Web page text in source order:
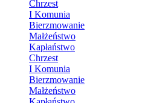
Chrzest
I Komunia
Bierzmowanie
Małżeństwo
Kapłaństwo
Chrzest
I Komunia
Bierzmowanie
Małżeństwo